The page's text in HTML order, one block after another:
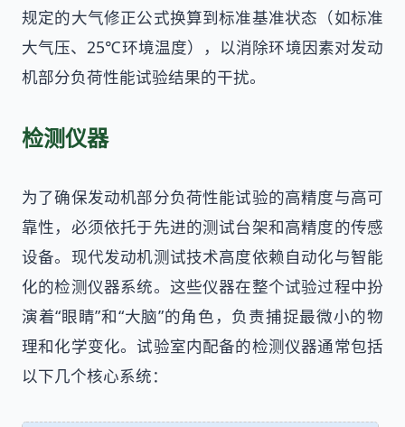
规定的大气修正公式换算到标准基准状态（如标准
大气压、25℃环境温度），以消除环境因素对发动
机部分负荷性能试验结果的干扰。
检测仪器
为了确保发动机部分负荷性能试验的高精度与高可
靠性，必须依托于先进的测试台架和高精度的传感
设备。现代发动机测试技术高度依赖自动化与智能
化的检测仪器系统。这些仪器在整个试验过程中扮
演着“眼睛”和“大脑”的角色，负责捕捉最微小的物
理和化学变化。试验室内配备的检测仪器通常包括
以下几个核心系统：